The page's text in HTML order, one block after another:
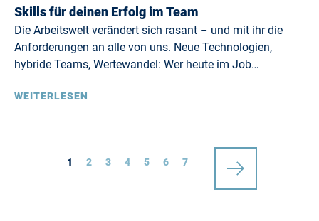
Skills für deinen Erfolg im Team
Die Arbeitswelt verändert sich rasant – und mit ihr die
Anforderungen an alle von uns. Neue Technologien,
hybride Teams, Wertewandel: Wer heute im Job…
WEITERLESEN
1 2 3 4 5 6 7